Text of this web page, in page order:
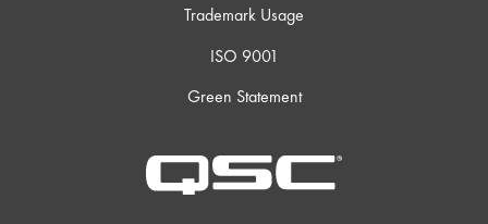
Trademark Usage
ISO 9001
Green Statement